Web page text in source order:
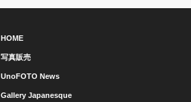
HOME
写真販売
UnoFOTO News
Gallery Japanesque